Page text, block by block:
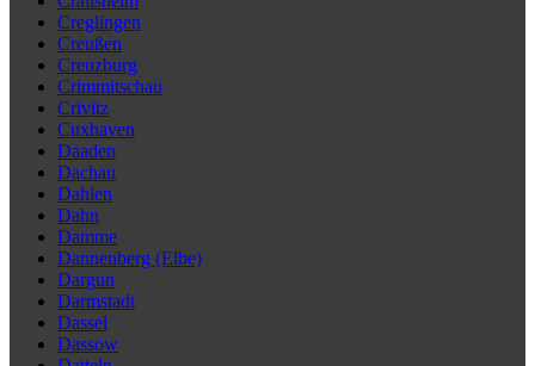
Creglingen
Creußen
Creuzburg
Crimmitschau
Crivitz
Cuxhaven
Daaden
Dachau
Dahlen
Dahn
Damme
Dannenberg (Elbe)
Dargun
Darmstadt
Dassel
Dassow